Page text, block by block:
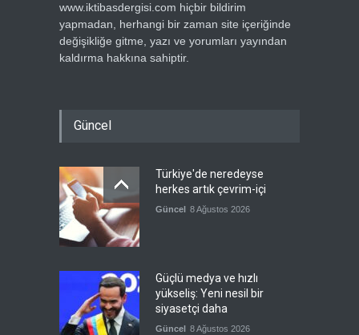
www.iktibasdergisi.com hiçbir bildirim
yapmadan, herhangi bir zaman site içeriğinde
değişikliğe gitme, yazı ve yorumları yayından
kaldırma hakkına sahiptir.
Güncel
Türkiye'de neredeyse
herkes artık çevrim-içi
Güncel 8 Ağustos 2026
Güçlü medya ve hızlı
yükseliş: Yeni nesil bir
siyasetçi daha
Güncel 8 Ağustos 2026